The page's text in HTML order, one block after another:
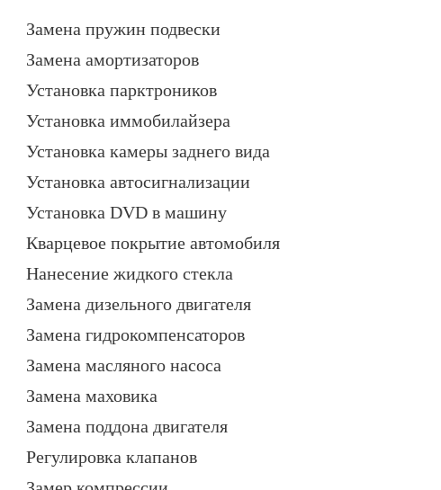
Замена пружин подвески
Замена амортизаторов
Установка парктроников
Установка иммобилайзера
Установка камеры заднего вида
Установка автосигнализации
Установка DVD в машину
Кварцевое покрытие автомобиля
Нанесение жидкого стекла
Замена дизельного двигателя
Замена гидрокомпенсаторов
Замена масляного насоса
Замена маховика
Замена поддона двигателя
Регулировка клапанов